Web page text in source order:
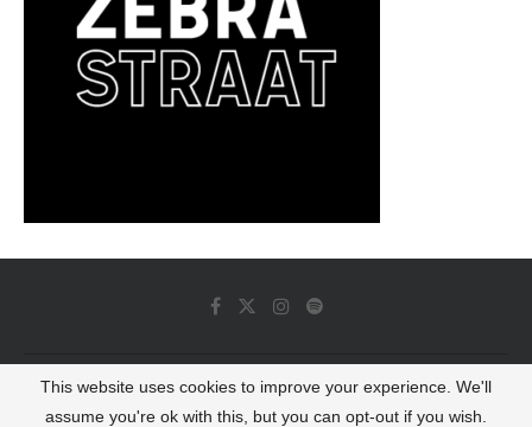
© 2022 - Luminous Dash All Rights Reserved
This website uses cookies to improve your experience. We'll
assume you're ok with this, but you can opt-out if you wish.